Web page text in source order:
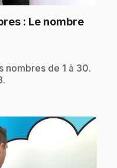
: Le nombre
nombres de 1 à 30.